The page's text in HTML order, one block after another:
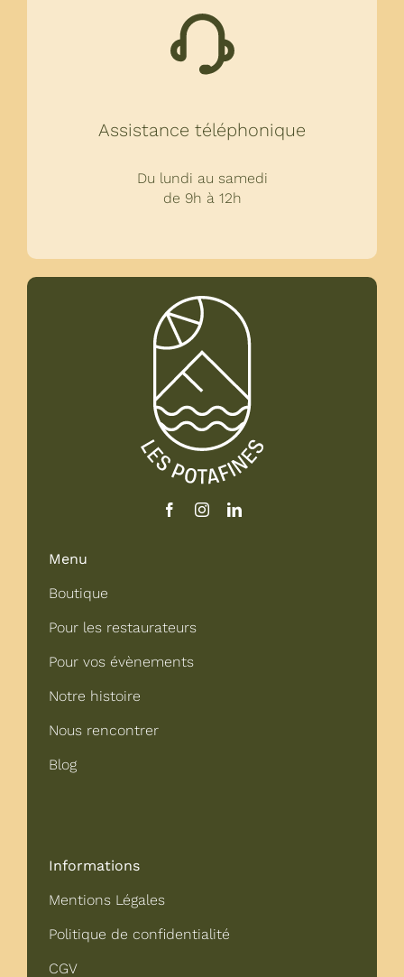
Assistance téléphonique
Du lundi au samedi
de 9h à 12h
Menu
Boutique
Pour les restaurateurs
Pour vos évènements
Notre histoire
Nous rencontrer
Blog
Informations
Mentions Légales
Politique de confidentialité
CGV